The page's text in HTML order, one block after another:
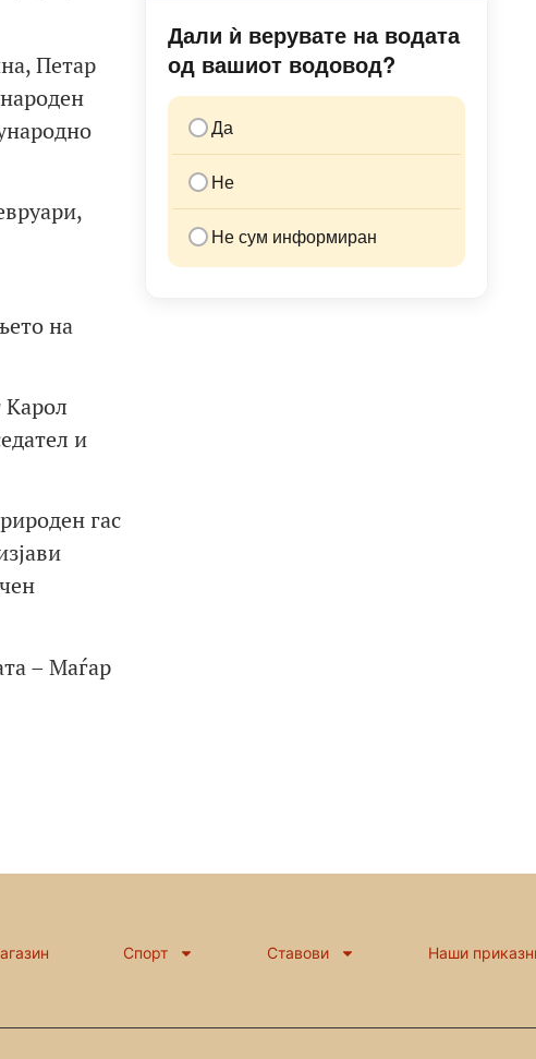
Петар
на
Карол
и
гас
– Маѓар
Дали ѝ верувате на водата
од вашиот водовод?
Да
Не
Не сум информиран
Спорт Ставови Наши